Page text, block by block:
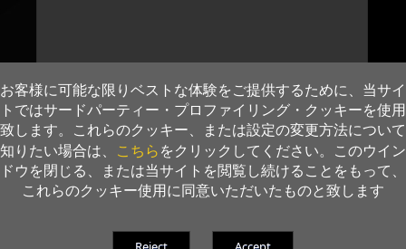
お客様に可能な限りベストな体験をご提供するために、当サイ
トではサードパーティー・プロファイリング・クッキーを使用
致します。これらのクッキー、または設定の変更方法について
知りたい場合は、
こちら をクリックしてください。このウイン
ドウを閉じる、または当サイトを閲覧し続けることをもって、
これらのクッキー使用に同意いただいたものと致します